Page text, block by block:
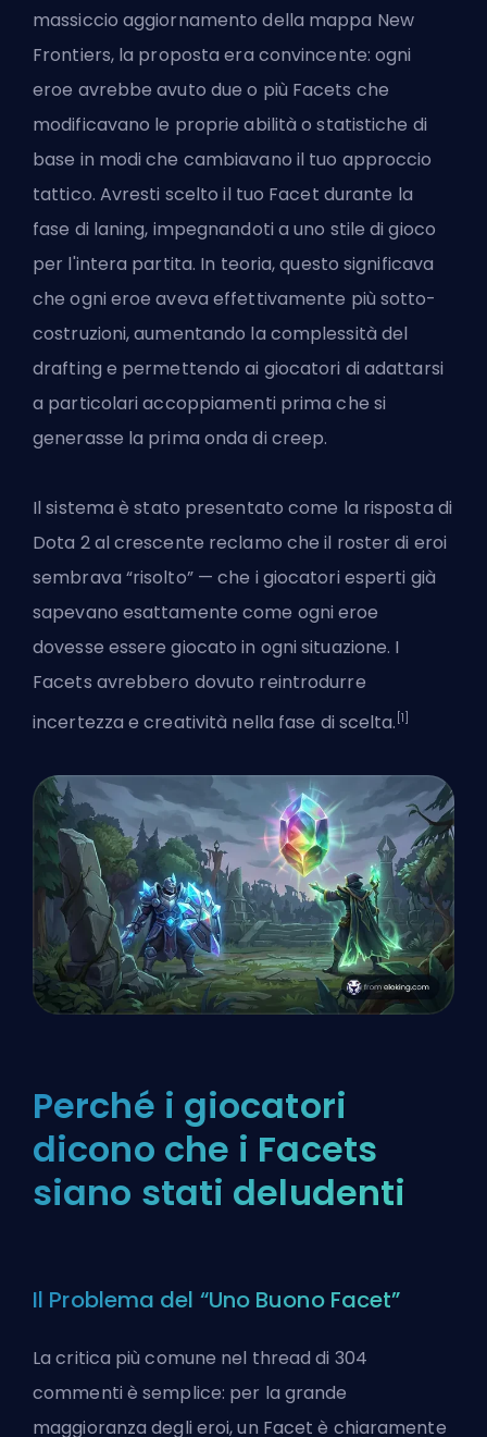
massiccio aggiornamento della mappa New
Frontiers, la proposta era convincente: ogni
eroe avrebbe avuto due o più Facets che
modificavano le proprie abilità o statistiche di
base in modi che cambiavano il tuo approccio
tattico. Avresti scelto il tuo Facet durante la
fase di laning, impegnandoti a uno stile di gioco
per l'intera partita. In teoria, questo significava
che ogni eroe aveva effettivamente più sotto-
costruzioni, aumentando la complessità del
drafting e permettendo ai giocatori di adattarsi
a particolari accoppiamenti prima che si
generasse la prima onda di creep.
Il sistema è stato presentato come la risposta di
Dota 2 al crescente reclamo che il roster di eroi
sembrava “risolto” — che i giocatori esperti già
sapevano esattamente come ogni eroe
dovesse essere giocato in ogni situazione. I
Facets avrebbero dovuto reintrodurre
incertezza e creatività nella fase di scelta. [1]
Perché i giocatori
dicono che i Facets
siano stati deludenti
Il Problema del “Uno Buono Facet”
La critica più comune nel thread di 304
commenti è semplice: per la grande
maggioranza degli eroi, un Facet è chiaramente